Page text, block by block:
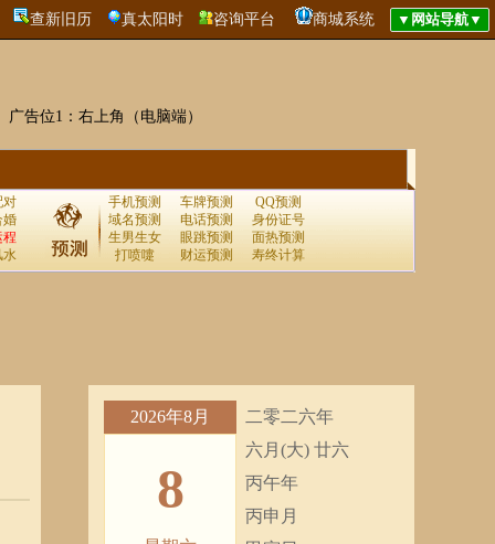
查新旧历 真太阳时 咨询平台 商城系统
广告位1：右上角（电脑端）
对
婚
程
水
手机预测 车牌预测
QQ预测
域名预测
电话预测
身份证号
生男生女
眼跳预测
面热预测
打喷嚏
财运预测 寿终计算
2026年8月
8
二零二六年
六月(大) 廿六
丙午年
丙申月